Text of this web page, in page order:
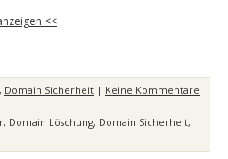
<<
, Domain Sicherheit | Keine Kommentare
, Domain Löschung, Domain Sicherheit,